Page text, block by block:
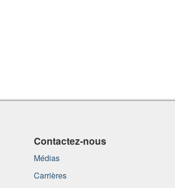
Contactez-nous
Médias
Carrières